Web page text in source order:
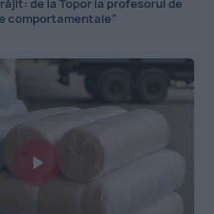
de la Topor la profesorul de
comportamentale”